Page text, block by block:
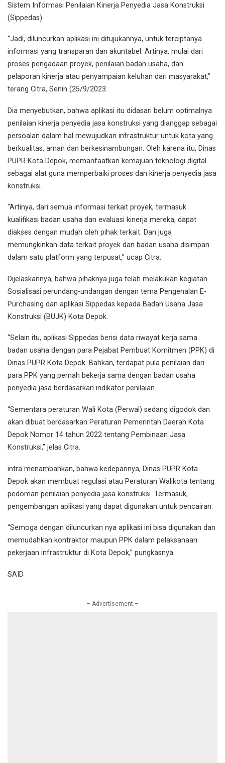
Sistem Informasi Penilaian Kinerja Penyedia Jasa Konstruksi
(Sippedas).
“Jadi, diluncurkan aplikasi ini ditujukannya, untuk terciptanya
informasi yang transparan dan akuntabel. Artinya, mulai dari
proses pengadaan proyek, penilaian badan usaha, dan
pelaporan kinerja atau penyampaian keluhan dari masyarakat,”
terang Citra, Senin (25/9/2023.
Dia menyebutkan, bahwa aplikasi itu didasari belum optimalnya
penilaian kinerja penyedia jasa konstruksi yang dianggap sebagai
persoalan dalam hal mewujudkan infrastruktur untuk kota yang
berkualitas, aman dan berkesinambungan. Oleh karena itu, Dinas
PUPR Kota Depok, memanfaatkan kemajuan teknologi digital
sebagai alat guna memperbaiki proses dan kinerja penyedia jasa
konstruksi.
“Artinya, dari semua informasi terkait proyek, termasuk
kualifikasi badan usaha dan evaluasi kinerja mereka, dapat
diakses dengan mudah oleh pihak terkait. Dan juga
memungkinkan data terkait proyek dan badan usaha disimpan
dalam satu platform yang terpusat,” ucap Citra.
Dijelaskannya, bahwa pihaknya juga telah melakukan kegiatan
Sosialisasi perundang-undangan dengan tema Pengenalan E-
Purchasing dan aplikasi Sippedas kepada Badan Usaha Jasa
Konstruksi (BUJK) Kota Depok.
“Selain itu, aplikasi Sippedas berisi data riwayat kerja sama
badan usaha dengan para Pejabat Pembuat Komitmen (PPK) di
Dinas PUPR Kota Depok. Bahkan, terdapat pula penilaian dari
para PPK yang pernah bekerja sama dengan badan usaha
penyedia jasa berdasarkan indikator penilaian.
“Sementara peraturan Wali Kota (Perwal) sedang digodok dan
akan dibuat berdasarkan Peraturan Pemerintah Daerah Kota
Depok Nomor 14 tahun 2022 tentang Pembinaan Jasa
Konstruksi,” jelas Citra.
intra menambahkan, bahwa kedepannya, Dinas PUPR Kota
Depok akan membuat regulasi atau Peraturan Walikota tentang
pedoman penilaian penyedia jasa konstruksi. Termasuk,
pengembangan aplikasi yang dapat digunakan untuk pencairan.
“Semoga dengan diluncurkan nya aplikasi ini bisa digunakan dan
memudahkan kontraktor maupun PPK dalam pelaksanaan
pekerjaan infrastruktur di Kota Depok,” pungkasnya.
SAID
– Advertisement –